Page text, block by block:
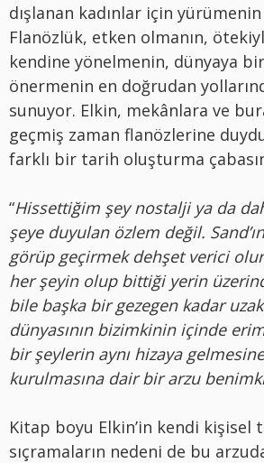
dışlanan kadınlar için
Flanözlük, etken olmanın,
kendine yönelmenin, dünyaya
önermenin en doğrudan
sunuyor. Elkin, mekânlara ve
geçmiş zaman flanözlerine
farklı bir tarih oluşturma
“Hissettiğim şey nostalji ya da
şeye duyulan özlem değil. Sand’ın
görüp geçirmek dehşet verici
her şeyin olup bittiği yerin
bile başka bir gezegen kadar
dünyasının bizimkinin içinde
bir şeylerin aynı hizaya
kurulmasına dair bir arzu
Kitap boyu Elkin’in kendi kişisel
sıçramaların nedeni de bu